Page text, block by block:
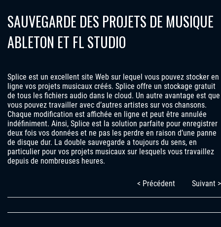
SAUVEGARDE DES PROJETS DE MUSIQUE
ABLETON ET FL STUDIO
Splice est un excellent site Web sur lequel vous pouvez stocker en
ligne vos projets musicaux créés. Splice offre un stockage gratuit
de tous les fichiers audio dans le cloud. Un autre avantage est que
vous pouvez travailler avec d’autres artistes sur vos chansons.
Chaque modification est affichée en ligne et peut être annulée
indéfiniment. Ainsi, Splice est la solution parfaite pour enregistrer
deux fois vos données et ne pas les perdre en raison d’une panne
de disque dur. La double sauvegarde a toujours du sens, en
particulier pour vos projets musicaux sur lesquels vous travaillez
depuis de nombreuses heures.
< Précédent Suivant >